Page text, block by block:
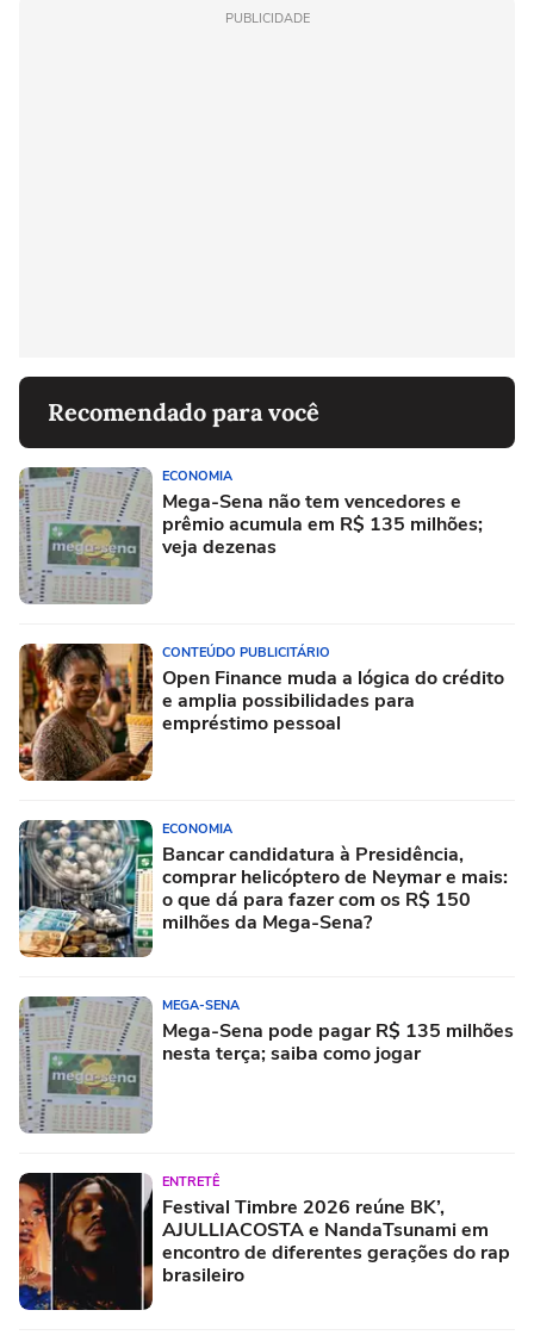
PUBLICIDADE
Recomendado para você
ECONOMIA
Mega-Sena não tem vencedores e
prêmio acumula em R$ 135 milhões;
veja dezenas
CONTEÚDO PUBLICITÁRIO
Open Finance muda a lógica do crédito
e amplia possibilidades para
empréstimo pessoal
ECONOMIA
Bancar candidatura à Presidência,
comprar helicóptero de Neymar e mais:
o que dá para fazer com os R$ 150
milhões da Mega-Sena?
MEGA-SENA
Mega-Sena pode pagar R$ 135 milhões
nesta terça; saiba como jogar
ENTRETÊ
Festival Timbre 2026 reúne BK’,
AJULLIACOSTA e NandaTsunami em
encontro de diferentes gerações do rap
brasileiro